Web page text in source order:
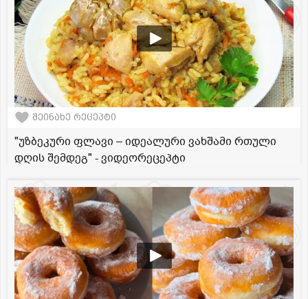
შეინახე რეცეპტი
"უზბეკური ფლავი – იდეალური ვახშამი რთული
დღის შემდეგ" - ვიდეორეცეპტი